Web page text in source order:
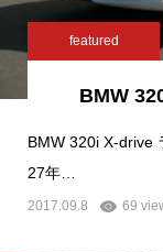
featured
BMW
BMW 320i X-drive
27年…
2017.09.8 69